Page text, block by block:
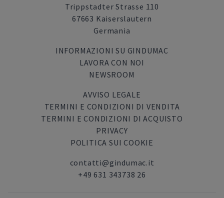
Trippstadter Strasse 110
67663 Kaiserslautern
Germania
INFORMAZIONI SU GINDUMAC
LAVORA CON NOI
NEWSROOM
AVVISO LEGALE
TERMINI E CONDIZIONI DI VENDITA
TERMINI E CONDIZIONI DI ACQUISTO
PRIVACY
POLITICA SUI COOKIE
contatti@gindumac.it
+49 631 343738 26